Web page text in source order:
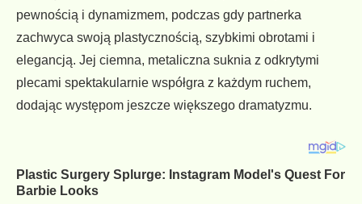
pewnością i dynamizmem, podczas gdy partnerka
zachwyca swoją plastycznością, szybkimi obrotami i
elegancją. Jej ciemna, metaliczna suknia z odkrytymi
plecami spektakularnie współgra z każdym ruchem,
dodając występom jeszcze większego dramatyzmu.